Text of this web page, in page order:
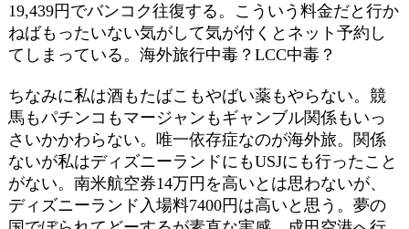
19,439円でバンコク往復する。こういう料金だと行か
ねばもったいない気がして気が付くとネット予約し
てしまっている。海外旅行中毒？LCC中毒？
ちなみに私は酒もたばこもやばい薬もやらない。競
馬もパチンコもマージャンもギャンブル関係もいっ
さいかかわらない。唯一依存症なのが海外旅。関係
ないが私はディズニーランドにもUSJにも行ったこと
がない。南米航空券14万円を高いとは思わないが、
ディズニーランド入場料7400円は高いと思う。夢の